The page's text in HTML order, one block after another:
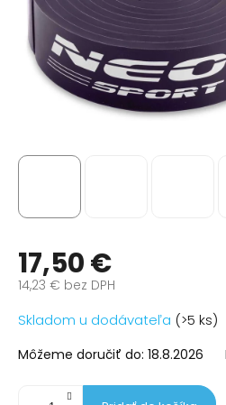
17,50 €
14,23 € bez DPH
Jednotková
cena:
Skladom u dodávateľa (>5 ks)
Môžeme doručiť do: 18.8.2026